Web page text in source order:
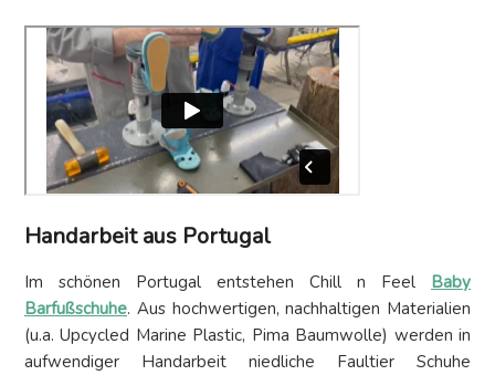
Handarbeitaus Portugal
Im schönen Portugal entstehen Chill n Feel Baby
Barfußschuhe. Aus hochwertigen, nachhaltigen Materialien
(u.a. Upcycled Marine Plastic, Pima Baumwolle) werden in
aufwendiger Handarbeit niedliche Faultier Schuhe